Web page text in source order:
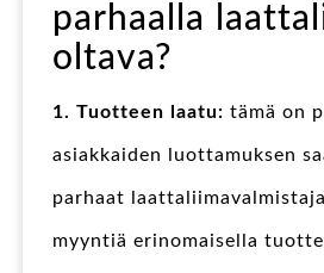
parhaalla
oltava?
1. Tuotteen laatu: tämä on
asiakkaiden luottamuksen
parhaat
myyntiä erinomaisella